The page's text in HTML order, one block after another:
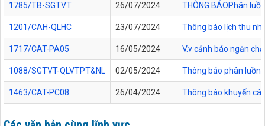
1785/TB-SGTVT 26/07/2024 THÔNG BÁOPhân
1201/CAH-QLHC 23/07/2024 Thông báo lịch thu
1717/CAT-PA05 16/05/2024 V.v cảnh báo ngăn
1088/SGTVT-QLVTPT&NL 02/05/2024 Thông báo phân
1463/CAT-PC08 26/04/2024 Thông báo khuyến